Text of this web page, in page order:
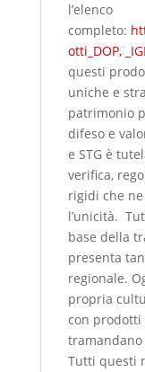
l’elenco
completo:
otti_DOP,
questi
uniche e
patrimonio
difeso e
e STG è
verifica,
rigidi che
l’unicità.
base della
presenta
regionale.
propria
con prodotti
tramandano
Tutti questi